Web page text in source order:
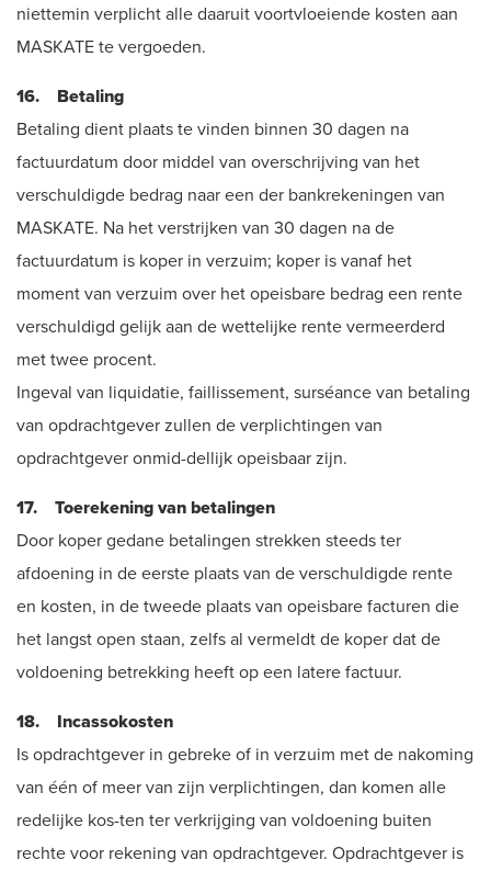
niettemin verplicht alle daaruit voortvloeiende kosten aan
MASKATE te vergoeden.
16. Betaling
Betaling dient plaats te vinden binnen 30 dagen na
factuurdatum door middel van overschrijving van het
verschuldigde bedrag naar een der bankrekeningen van
MASKATE. Na het verstrijken van 30 dagen na de
factuurdatum is koper in verzuim; koper is vanaf het
moment van verzuim over het opeisbare bedrag een rente
verschuldigd gelijk aan de wettelijke rente vermeerderd
met twee procent.
Ingeval van liquidatie, faillissement, surséance van betaling
van opdrachtgever zullen de verplichtingen van
opdrachtgever onmid-dellijk opeisbaar zijn.
17. Toerekening van betalingen
Door koper gedane betalingen strekken steeds ter
afdoening in de eerste plaats van de verschuldigde rente
en kosten, in de tweede plaats van opeisbare facturen die
het langst open staan, zelfs al vermeldt de koper dat de
voldoening betrekking heeft op een latere factuur.
18. Incassokosten
Is opdrachtgever in gebreke of in verzuim met de nakoming
van één of meer van zijn verplichtingen, dan komen alle
redelijke kos-ten ter verkrijging van voldoening buiten
rechte voor rekening van opdrachtgever. Opdrachtgever is